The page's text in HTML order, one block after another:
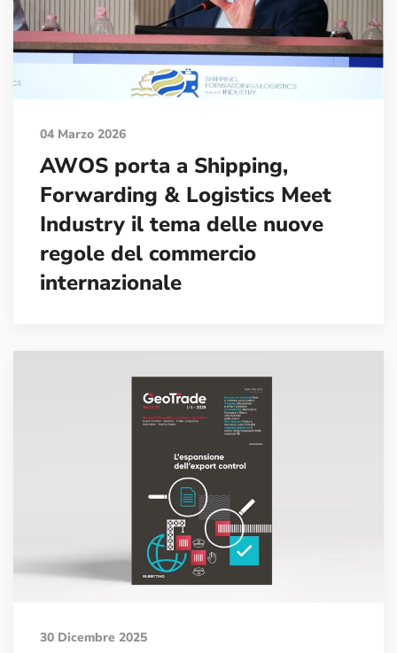
04 Marzo 2026
AWOS porta a Shipping,
Forwarding & Logistics Meet
Industry il tema delle nuove
regole del commercio
internazionale
30 Dicembre 2025